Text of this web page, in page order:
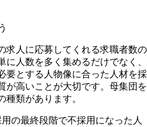
求人に応募してくれる求職者数の
に人数を多く集めるだけでなく、
要とする人物像に合った人材を採
が高いことが大切です。母集団を
種類があります。
の最終段階で不採用になった人